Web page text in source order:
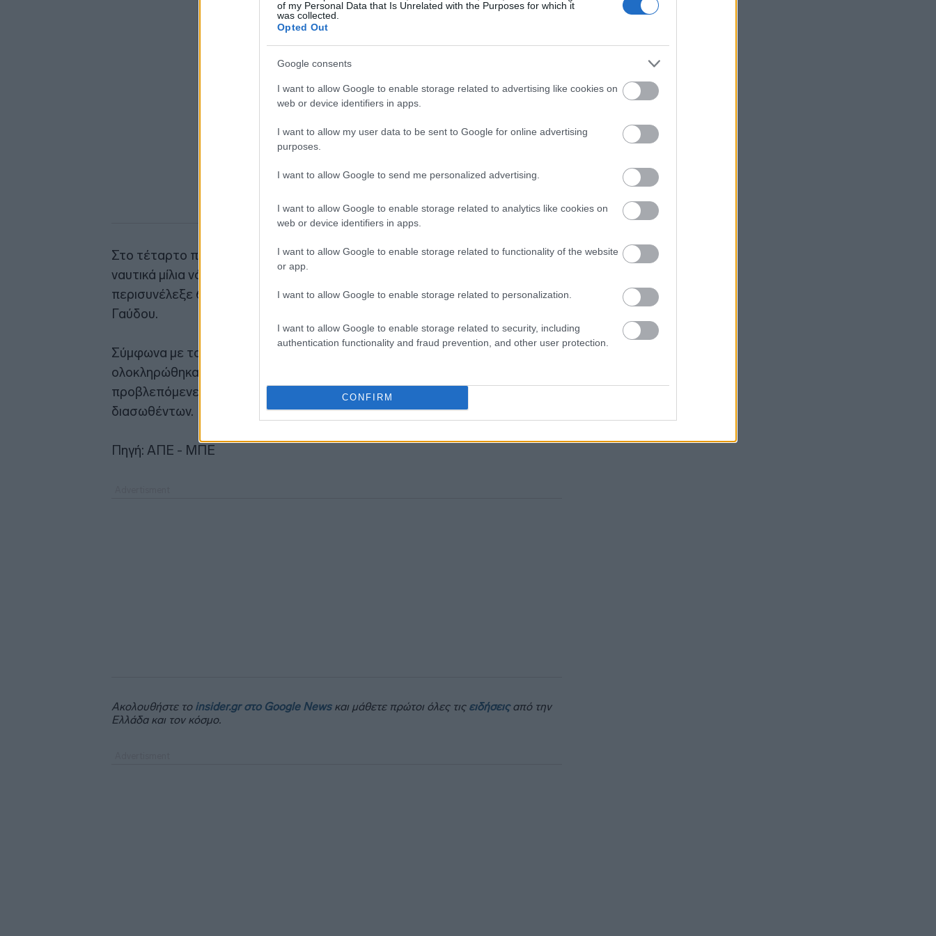
of my Personal Data that Is Unrelated with the Purposes for which it
was collected.
Opted Out
Google consents
I want to allow Google to enable storage related to advertising like cookies on
web or device identifiers in apps.
I want to allow my user data to be sent to Google for online advertising
purposes.
I want to allow Google to send me personalized advertising.
I want to allow Google to enable storage related to analytics like cookies on
web or device identifiers in apps.
I want to allow Google to enable storage related to functionality of the website
or app.
I want to allow Google to enable storage related to personalization.
I want to allow Google to enable storage related to security, including
authentication functionality and fraud prevention, and other user protection.
CONFIRM
Στο τέταρτο περιστατικό, εναέριο μέσο της FRONTEX εντόπισε λέμβο 16
ναυτικά μίλια νότια της Γαύδου. Πλοίο της δύναμης της FRONTEX
περισυνέλεξε 63 αλλοδαπούς, οι οποίοι μεταφέρονται στο λιμάνι της
Γαύδου.
Σύμφωνα με το Λιμενικό Σώμα - Ελληνική Ακτοφυλακή
, οι επιχειρήσεις
ολοκληρώθηκαν με ασφάλεια, ενώ οι αρμόδιες αρχές προχωρούν στις
προβλεπόμενες διαδικασίες καταγραφής και ταυτοποίησης των
διασωθέντων.
Πηγή: ΑΠΕ - ΜΠΕ
Ακολουθήστε το insider.gr στο Google Newsκαι μάθετε πρώτοι όλες τις ειδήσειςαπό την
Ελλάδα και τον κόσμο.
Προς εκτύπωση το πολλαπλό βιβλίο
εμπορικό ισοζύγιο με την Κίνα
Τουρκία: Ζητεί από τη Ρωσία και την
Ουκρανία «μορατόριουμ» στις
επιθέσεις στα πλοία στη Μαύρη
Περού: Δεκατρείς νεκροί και τέσσερις
τραυματίες σε τροχαίο
Υεμένη: Οι Χούθι ανακοίνωσαν ότι
έπληξαν σαουδαραβικό διυλιστήριο
Καρτάλης: Η Ευρώπη θερμαίνεται
10:28
ΠΑΣΟΚ: Η «Εστία» ανάλωσε τη μισή
φαντασιόπληκτο ρεπορτάζ της